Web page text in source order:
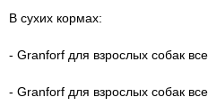
В сухих кормах:
- Granforf для взрослых собак
- Granforf для взрослых собак